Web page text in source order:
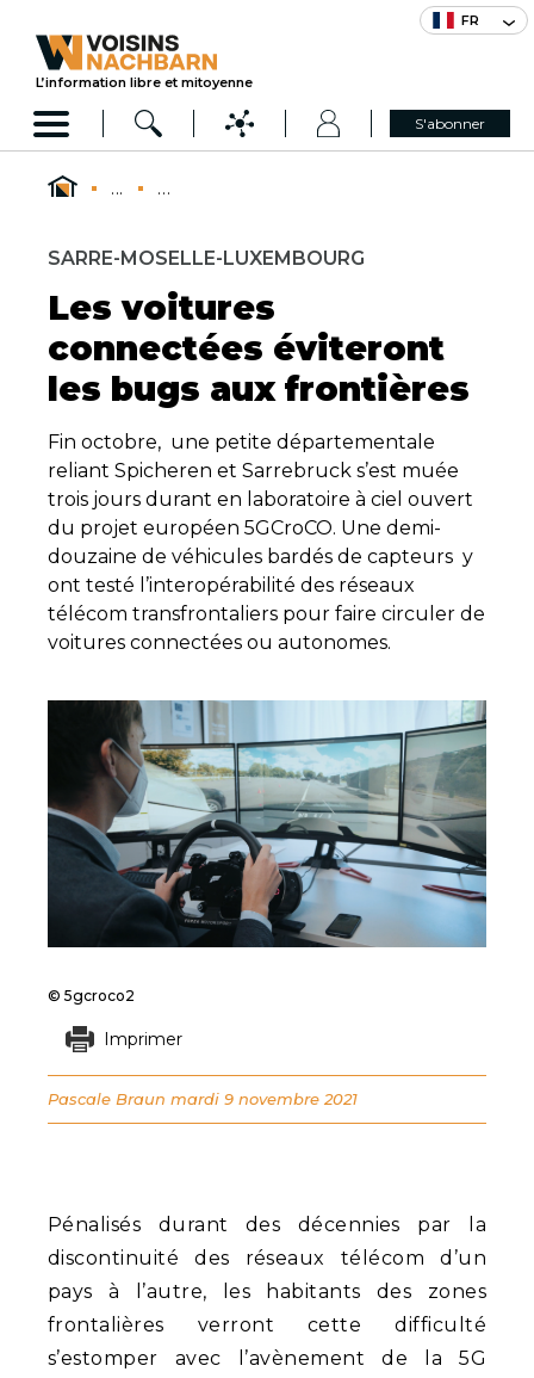
FR
L’information libre et mitoyenne
S'abonner
... ...
SARRE-MOSELLE-LUXEMBOURG
Les voitures
connectées éviteront
les bugs aux frontières
Fin octobre, une petite départementale
reliant Spicheren et Sarrebruck s’est muée
trois jours durant en laboratoire à ciel ouvert
du projet européen 5GCroCO. Une demi-
douzaine de véhicules bardés de capteurs y
ont testé l’interopérabilité des réseaux
télécom transfrontaliers pour faire circuler de
voitures connectées ou autonomes.
Pénalisés durant des décennies par la
discontinuité des réseaux télécom d’un
pays à l’autre, les habitants des zones
frontalières verront cette difficulté
s’estomper avec l’avènement de la 5G
© 5gcroco2
Imprimer
Pascale Braun mardi 9 novembre 2021